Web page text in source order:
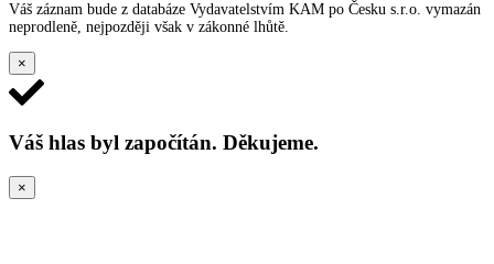
Váš záznam bude z databáze Vydavatelstvím KAM po Česku s.r.o. vymazán
neprodleně, nejpozději však v zákonné lhůtě.
×
Váš hlas byl započítán. Děkujeme.
×